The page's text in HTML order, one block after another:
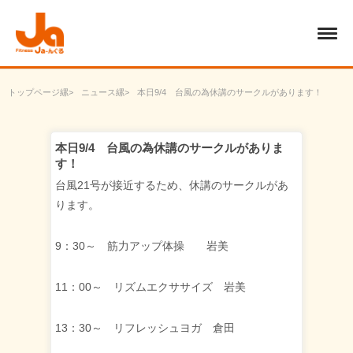
トップページ ニュース 本日9/4 台風の為休講のサークルがあります！
本日9/4 台風の為休講のサークルがありま
す！
台風21号が接近するため、休講のサークルがあ
ります。
9：30～ 筋力アップ体操 岩美
11：00～ リズムエクササイズ 岩美
13：30～ リフレッシュヨガ 倉田